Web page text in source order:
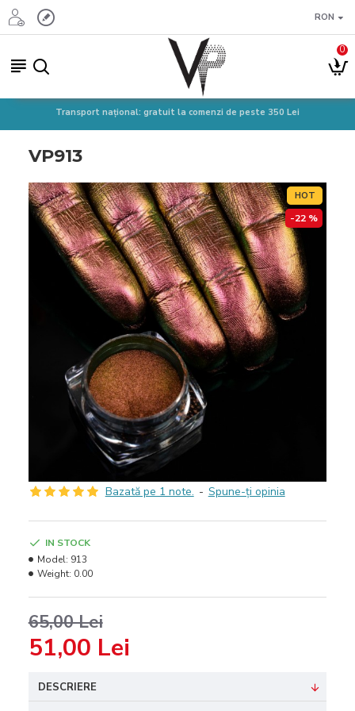
RON
0
Transport național: gratuit la comenzi de peste 350 Lei
VP913
HOT
-22 %
Bazată pe 1 note. - Spune-ţi opinia
51,00 Lei
65,00 Lei
IN STOCK
Model: 913
Weight: 0.00
DESCRIERE